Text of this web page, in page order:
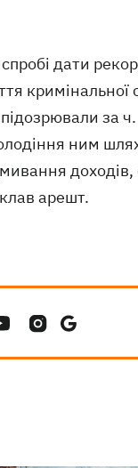
дати
кримінальної
за
ним
арешт.